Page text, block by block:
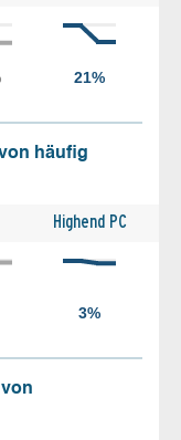
häufig
Highend PC